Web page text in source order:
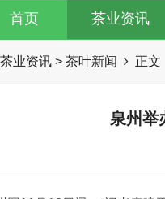
首页 茶业资讯
茶业资讯 > 茶叶新闻 正文
泉州举